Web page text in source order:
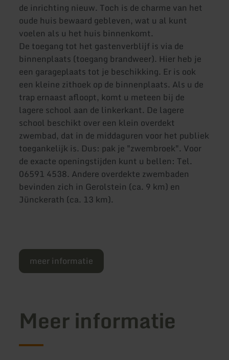
de inrichting nieuw. Toch is de charme van het
oude huis bewaard gebleven, wat u al kunt
voelen als u het huis binnenkomt.
De toegang tot het gastenverblijf is via de
binnenplaats (toegang brandweer). Hier heb je
een garageplaats tot je beschikking. Er is ook
een kleine zithoek op de binnenplaats. Als u de
trap ernaast afloopt, komt u meteen bij de
lagere school aan de linkerkant. De lagere
school beschikt over een klein overdekt
zwembad, dat in de middaguren voor het publiek
toegankelijk is. Dus: pak je "zwembroek". Voor
de exacte openingstijden kunt u bellen: Tel.
06591 4538. Andere overdekte zwembaden
bevinden zich in Gerolstein (ca. 9 km) en
Jünckerath (ca. 13 km).
meer informatie
Meer informatie